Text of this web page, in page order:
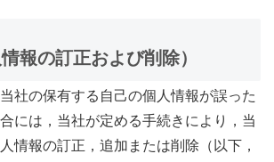
報の訂正および削除）
社の保有する自己の個人情報が誤った
には，当社が定める手続きにより，当
情報の訂正，追加または削除（以下，